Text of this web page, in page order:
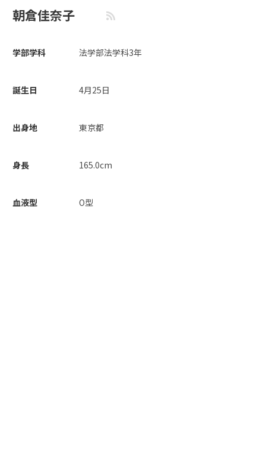
朝倉佳奈子
学部学科 法学部法学科3年
誕生日 4月25日
出身地 東京都
身長 165.0cm
血液型 O型